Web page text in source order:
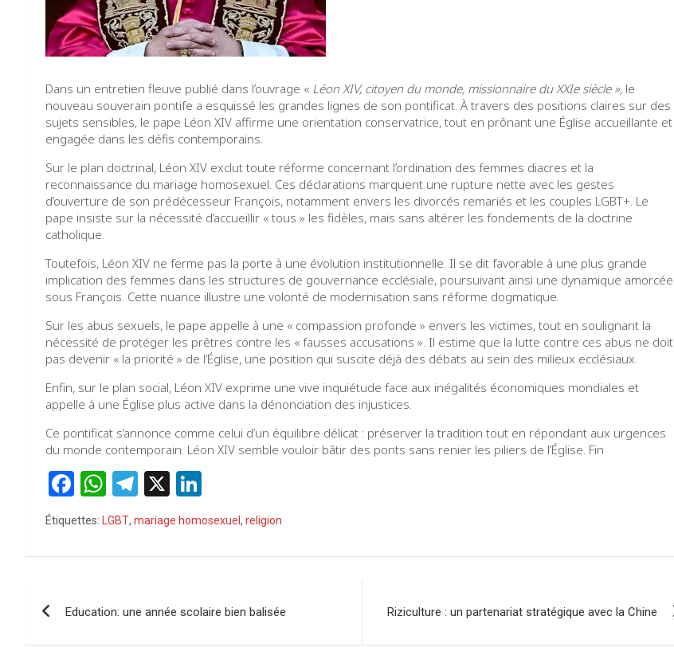
Dans un entretien fleuve publié dans l’ouvrage « Léon XIV, citoyen du monde, missionnaire du XXIe siècle», le
nouveau souverain pontife a esquissé les grandes lignes de son pontificat. À travers des positions claires sur des
sujets sensibles, le pape Léon XIV affirme une orientation conservatrice, tout en prônant une Église accueillante et
engagée dans les défis contemporains.
Sur le plan doctrinal, Léon XIV exclut toute réforme concernant l’ordination des femmes diacres et la
reconnaissance du mariage homosexuel. Ces déclarations marquent une rupture nette avec les gestes
d’ouverture de son prédécesseur François, notamment envers les divorcés remariés et les couples LGBT+. Le
pape insiste sur la nécessité d’accueillir « tous » les fidèles, mais sans altérer les fondements de la doctrine
catholique.
Toutefois, Léon XIV ne ferme pas la porte à une évolution institutionnelle. Il se dit favorable à une plus grande
implication des femmes dans les structures de gouvernance ecclésiale, poursuivant ainsi une dynamique amorcée
sous François. Cette nuance illustre une volonté de modernisation sans réforme dogmatique.
Sur les abus sexuels, le pape appelle à une « compassion profonde » envers les victimes, tout en soulignant la
nécessité de protéger les prêtres contre les « fausses accusations ». Il estime que la lutte contre ces abus ne doit
pas devenir « la priorité » de l’Église, une position qui suscite déjà des débats au sein des milieux ecclésiaux.
Enfin, sur le plan social, Léon XIV exprime une vive inquiétude face aux inégalités économiques mondiales et
appelle à une Église plus active dans la dénonciation des injustices.
Ce pontificat s’annonce comme celui d’un équilibre délicat : préserver la tradition tout en répondant aux urgences
du monde contemporain. Léon XIV semble vouloir bâtir des ponts sans renier les piliers de l’Église. Fin
F
a
ce
b
o
k
W
h
at
s
p
p
T
el
e
gr
m
X
ke
dI
Étiquettes: LGBT, mariage homosexuel , religion
Education: une année scolaire bien balisée Riziculture : un partenariat stratégique avec la Chine